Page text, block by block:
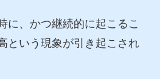
に、かつ継続的に起こるこ
という現象が引き起こされ